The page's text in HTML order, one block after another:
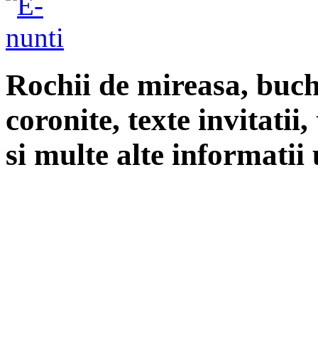
Rochii de mireasa,
coronite, texte
si multe alte informatii